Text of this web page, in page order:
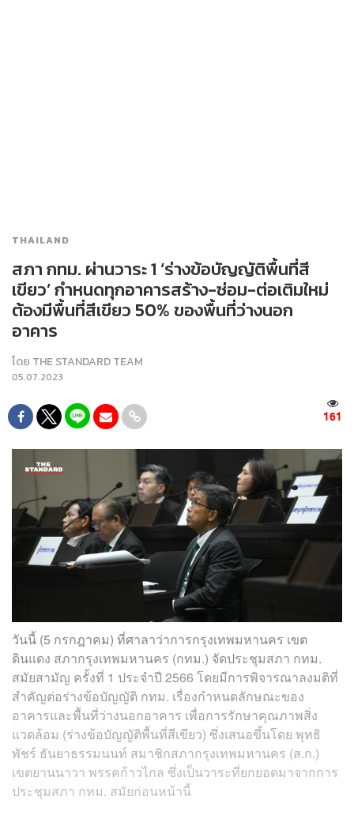
THAILAND
สภา กทม. ผ่านวาระ 1 ‘ร่างข้อบัญญัติพื้นที่สี
เขียว’ กำหนดทุกอาคารสร้าง-ซ่อม-ต่อเติมใหม่
ต้องมีพื้นที่สีเขียว 50% ของพื้นที่ว่างนอก
อาคาร
โดย THE STANDARD TEAM
05.07.2023
161
วันนี้ (5 กรกฎาคม) ที่ศาลาว่าการกรุงเทพมหานคร เขต
ดินแดง สภากรุงเทพมหานคร (กทม.) จัดประชุมสภา กทม.
สมัยสามัญ ครั้งที่ 1 ประจำปี 2566 โดยมีการพิจารณาลงมติที่
สำคัญต่อร่างข้อบัญญัติ กทม. เรื่องกำหนดลักษณะของ
อาคารและพื้นที่ว่างนอกอาคาร เพื่อการรักษาคุณภาพสิ่ง
แวดล้อม (ร่างข้อบัญญัติพื้นที่สีเขียว) ซึ่งเสนอขึ้นโดย พุทธิ
พัชร์ ธันยาธรรมนนท์ สมาชิกสภากรุงเทพมหานคร (ส.ก.)
เขตยานนาวา พรรคก้าวไกล ซึ่งเป็นวาระที่ยกยอดมาจากการ
ประชุมสภา กทม. สมัยก่อนหน้านี้